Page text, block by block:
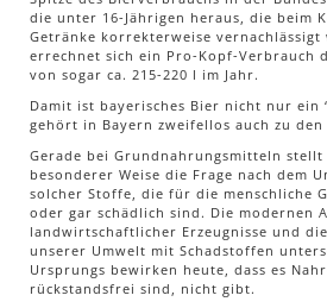
die unter 16-Jährigen heraus, die beim
Getränke korrekterweise vernachlässigt
errechnet sich ein Pro-Kopf-Verbrauch
von sogar ca. 215-220 l im Jahr.
Damit ist bayerisches Bier nicht nur ein
gehört in Bayern zweifellos auch zu
Gerade bei Grundnahrungsmitteln stellt
besonderer Weise die Frage nach dem
solcher Stoffe, die für die menschliche
oder gar schädlich sind. Die modernen
landwirtschaftlicher Erzeugnisse und
unserer Umwelt mit Schadstoffen
Ursprungs bewirken heute, dass es
rückstandsfrei sind, nicht gibt.